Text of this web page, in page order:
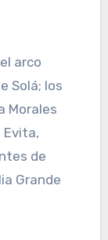
arco
Solá; los
Morales
Evita,
de
Grande